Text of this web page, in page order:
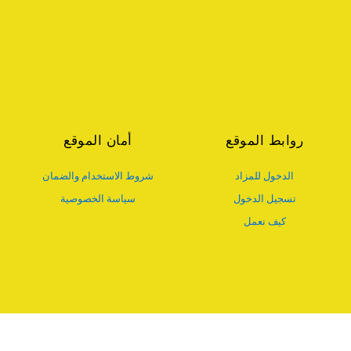
روابط الموقع
الدخول للمزاد
تسجيل الدخول
كيف نعمل
أمان الموقع
شروط الاستخدام والضمان
سياسة الخصوصية